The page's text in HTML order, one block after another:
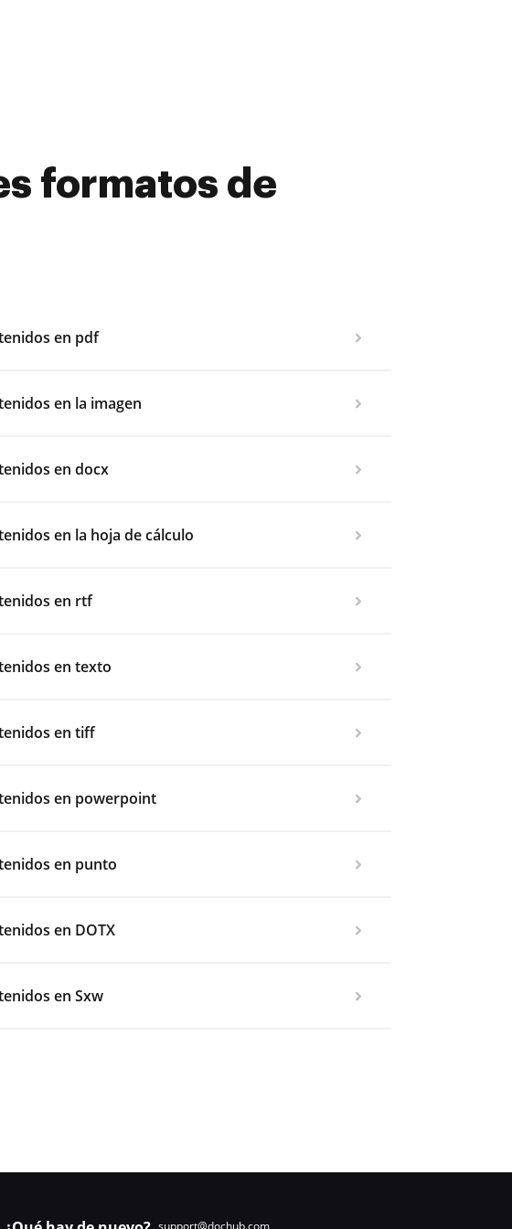
formatos de
en pdf
en la imagen
en docx
en la hoja de cálculo
en rtf
en texto
en tiff
en powerpoint
en punto
en DOTX
en Sxw
support@dochub.com